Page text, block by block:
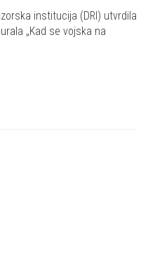
institucija (DRI) utvrdila
„Kad se vojska na